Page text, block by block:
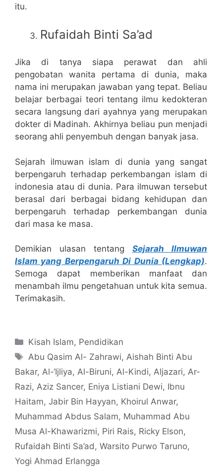
itu.
Rufaidah Binti Sa’ad
Jika di tanya siapa perawat dan ahli
pengobatan wanita pertama di dunia, maka
nama ini merupakan jawaban yang tepat. Beliau
belajar berbagai teori tentang ilmu kedokteran
secara langsung dari ayahnya yang merupakan
dokter di Madinah. Akhirnya beliau pun menjadi
seorang ahli penyembuh dengan banyak jasa.
Sejarah ilmuwan islam di dunia yang sangat
berpengaruh terhadap perkembangan islam di
indonesia atau di dunia. Para ilmuwan tersebut
berasal dari berbagai bidang kehidupan dan
berpengaruh terhadap perkembangan dunia
dari masa ke masa.
Demikian ulasan tentang Sejarah Ilmuwan
Islam yang Berpengaruh Di Dunia (Lengkap).
Semoga dapat memberikan manfaat dan
menambah ilmu pengetahuan untuk kita semua.
Terimakasih.
Categories
Kisah Islam, Pendidikan
Tags
Abu Qasim Al- Zahrawi, Aishah Binti Abu
Bakar, Al-‘Ijliya, Al-Biruni, Al-Kindi, Aljazari, Ar-
Razi, Aziz Sancer, Eniya Listiani Dewi, Ibnu
Haitam, Jabir Bin Hayyan, Khoirul Anwar,
Muhammad Abdus Salam, Muhammad Abu
Musa Al-Khawarizmi, Piri Rais, Ricky Elson,
Rufaidah Binti Sa’ad , Warsito Purwo Taruno,
Yogi Ahmad Erlangga